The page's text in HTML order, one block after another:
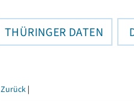
THÜRINGER DATEN
Zurück |